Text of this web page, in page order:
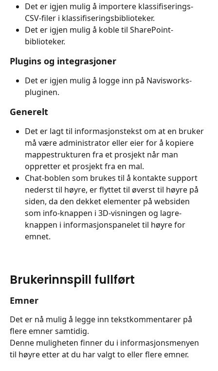
Det er igjen mulig å importere klassifiserings-
CSV-filer i klassifiseringsbiblioteker.
Det er igjen mulig å koble til SharePoint-
biblioteker.
Plugins og integrasjoner
Det er igjen mulig å logge inn på Navisworks-
pluginen.
Generelt
Det er lagt til informasjonstekst om at en bruker
må være administrator eller eier for å kopiere
mappestrukturen fra et prosjekt når man
oppretter et prosjekt fra en mal.
Chat-boblen som brukes til å kontakte support
nederst til høyre, er flyttet til øverst til høyre på
siden, da den dekket elementer på websiden
som info-knappen i 3D-visningen og lagre-
knappen i informasjonspanelet til høyre for
emnet.
Brukerinnspill fullført
Emner
Det er nå mulig å legge inn tekstkommentarer på
flere emner samtidig.
Denne muligheten finner du i informasjonsmenyen
til høyre etter at du har valgt to eller flere emner.